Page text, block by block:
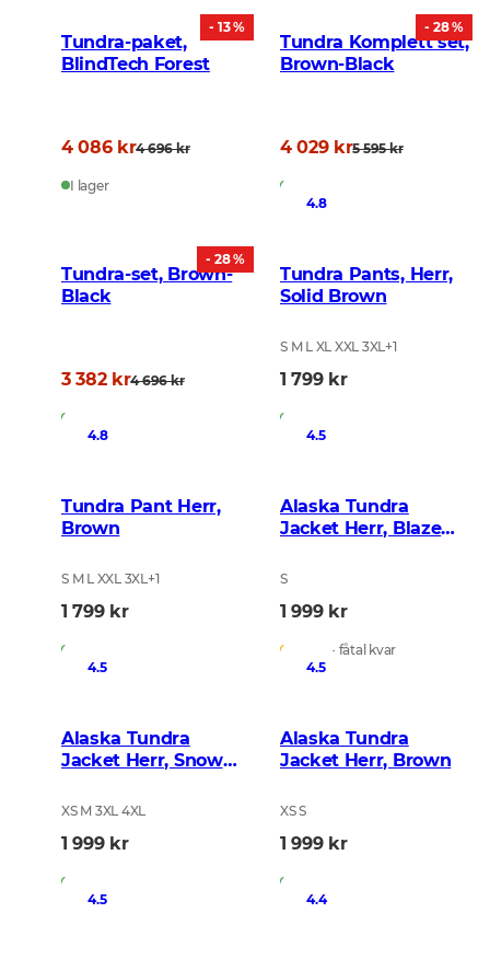
- 13 %
Tundra-paket,
BlindTech Forest
4 086 kr4 696 kr
I lager
- 28 %
Tundra Komplett set,
Brown-Black
4 029 kr5 595 kr
- 28 %
Tundra-set, Brown-
Black
3 382 kr4 696 kr
4.8
Tundra Pants, Herr,
Solid Brown
S M L XL XXL 3XL+1
1 799 kr
4.8
Tundra Pant Herr,
Brown
S M L XXL 3XL+1
1 799 kr
4.5
Alaska Tundra
Jacket Herr, Blaze
S
1 999 kr
I lager - fåtal kvar
4.5
Alaska Tundra
Jacket Herr, Snow
XS M 3XL 4XL
1 999 kr
4.5
Alaska Tundra
Jacket Herr, Brown
XS S
1 999 kr
4.5
4.4